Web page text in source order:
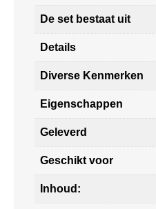
De set bestaat uit
Details
Diverse Kenmerken
Eigenschappen
Geleverd
Geschikt voor
Inhoud: